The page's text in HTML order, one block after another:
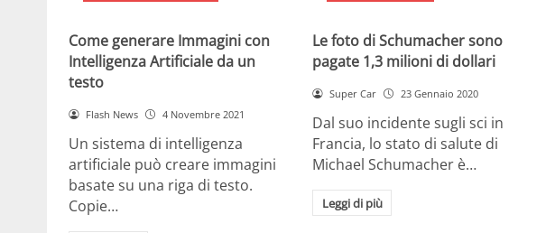
Come generare Immagini con
Intelligenza Artificiale da un
testo
Flash News 4 Novembre 2021
Un sistema di intelligenza
artificiale può creare immagini
basate su una riga di testo.
Copie…
Le foto di Schumacher sono
pagate 1,3 milioni di dollari
Super Car 23 Gennaio 2020
Dal suo incidente sugli sci in
Francia, lo stato di salute di
Michael Schumacher è…
Leggi di più